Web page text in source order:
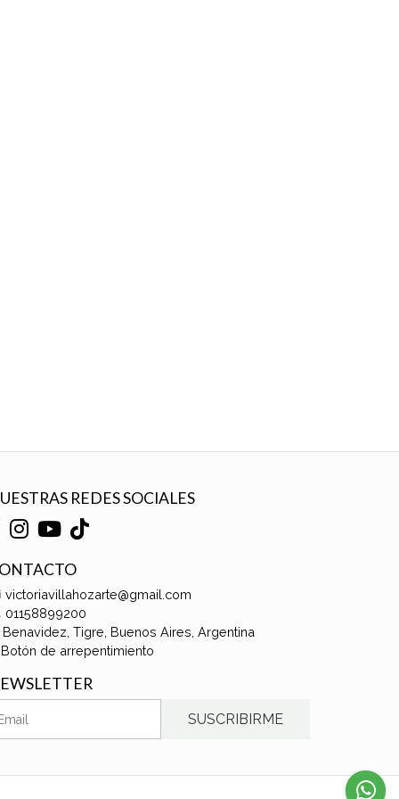
REDES SOCIALES
victoriavillahozarte@gmail.com
01158899200
Benavidez, Tigre, Buenos Aires, Argentina
Botón de arrepentimiento
SUSCRIBIRME